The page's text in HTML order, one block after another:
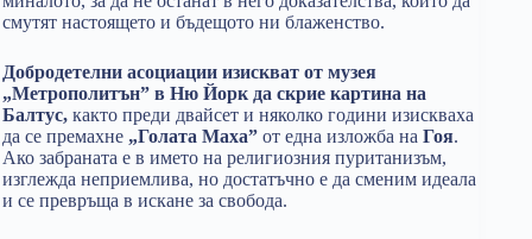
смутят настоящето и бъдещото ни блаженство.
Добродетелни асоциации изискват от музея
„Метрополитън” в Ню Йорк да скрие картина на
Балтус, както преди двайсет и няколко години изискваха
да се премахне „Голата Маха” от една изложба на Гоя.
Ако забраната е в името на религиозния пуританизъм,
изглежда неприемлива, но достатъчно е да сменим идеала
и се превръща в искане за свобода.